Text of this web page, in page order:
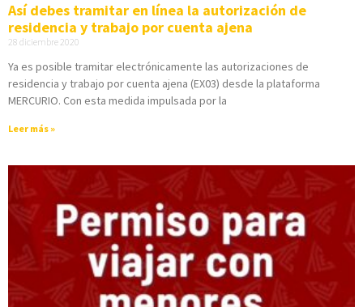
Así debes tramitar en línea la autorización de
residencia y trabajo por cuenta ajena
28 diciembre 2020
Ya es posible tramitar electrónicamente las autorizaciones de
residencia y trabajo por cuenta ajena (EX03) desde la plataforma
MERCURIO. Con esta medida impulsada por la
Leer más »